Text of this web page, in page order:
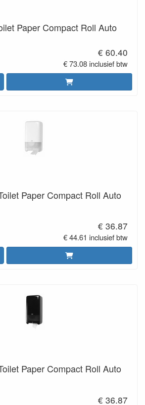
Paper Compact Roll Auto
€ 60.40
€ 73.08 inclusief btw
Paper Compact Roll Auto
€ 36.87
€ 44.61 inclusief btw
Paper Compact Roll Auto
€ 36.87